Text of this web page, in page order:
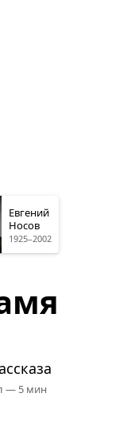
Евгений
Носов
1925–2002
— 5 мин